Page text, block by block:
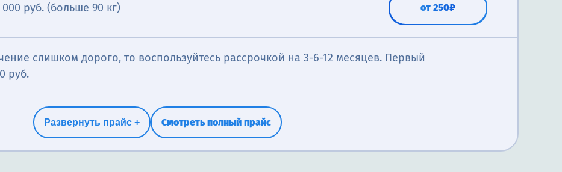
000 руб. (больше 90 кг) от 250₽
слишком дорого, то воспользуйтесь рассрочкой на 3-6-12 месяцев. Первый
руб.
Развернуть прайс + Смотреть полный прайс